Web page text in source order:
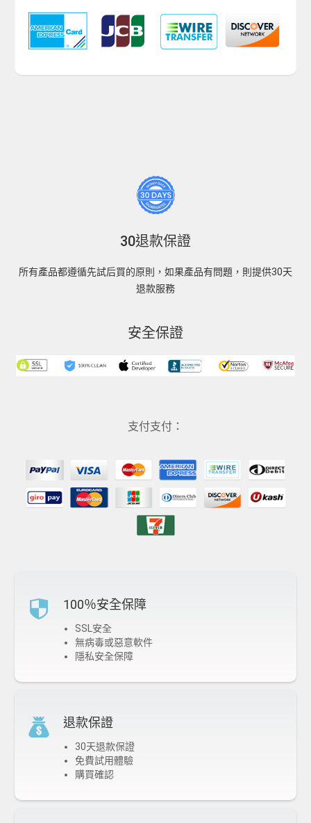
30退款保證
所有產品都遵循先試后買的原則，如果產品有問題，則提供30天
退款服務
安全保證
支付支付：
100％安全保障
SSL安全
無病毒或惡意軟件
隱私安全保障
退款保證
30天退款保證
免費試用體驗
購買確認